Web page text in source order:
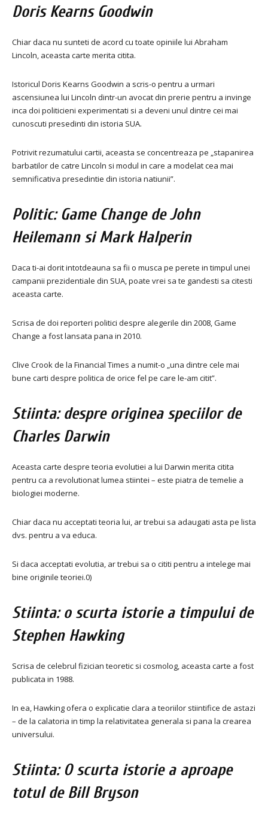
Doris Kearns Goodwin
Chiar daca nu sunteti de acord cu toate opiniile lui Abraham
Lincoln, aceasta carte merita citita.
Istoricul Doris Kearns Goodwin a scris-o pentru a urmari
ascensiunea lui Lincoln dintr-un avocat din prerie pentru a invinge
inca doi politicieni experimentati si a deveni unul dintre cei mai
cunoscuti presedinti din istoria SUA.
Potrivit rezumatului cartii, aceasta se concentreaza pe „stapanirea
barbatilor de catre Lincoln si modul in care a modelat cea mai
semnificativa presedintie din istoria natiunii”.
Politic: Game Change de John
Heilemann si Mark Halperin
Daca ti-ai dorit intotdeauna sa fii o musca pe perete in timpul unei
campanii prezidentiale din SUA, poate vrei sa te gandesti sa citesti
aceasta carte.
Scrisa de doi reporteri politici despre alegerile din 2008, Game
Change a fost lansata pana in 2010.
Clive Crook de la Financial Times a numit-o „una dintre cele mai
bune carti despre politica de orice fel pe care le-am citit”.
Stiinta: despre originea speciilor de
Charles Darwin
Aceasta carte despre teoria evolutiei a lui Darwin merita citita
pentru ca a revolutionat lumea stiintei – este piatra de temelie a
biologiei moderne.
Chiar daca nu acceptati teoria lui, ar trebui sa adaugati asta pe lista
dvs. pentru a va educa.
Si daca acceptati evolutia, ar trebui sa o cititi pentru a intelege mai
bine originile teoriei.0)
Stiinta: o scurta istorie a timpului de
Stephen Hawking
Scrisa de celebrul fizician teoretic si cosmolog, aceasta carte a fost
publicata in 1988.
In ea, Hawking ofera o explicatie clara a teoriilor stiintifice de astazi
– de la calatoria in timp la relativitatea generala si pana la crearea
universului.
Stiinta: O scurta istorie a aproape
totul de Bill Bryson